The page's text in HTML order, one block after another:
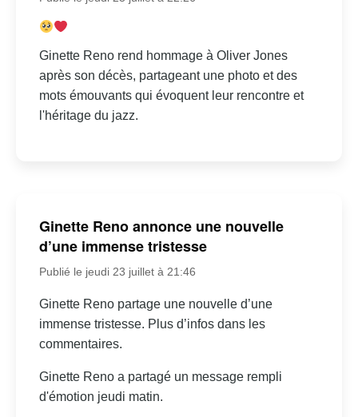
Ginette Reno rend hommage à Oliver Jones
après son décès, partageant une photo et des
mots émouvants qui évoquent leur rencontre et
l'héritage du jazz.
Ginette Reno annonce une nouvelle
d’une immense tristesse
Publié le jeudi 23 juillet à 21:46
Ginette Reno partage une nouvelle d’une
immense tristesse. Plus d’infos dans les
commentaires.
Ginette Reno a partagé un message rempli
d'émotion jeudi matin.